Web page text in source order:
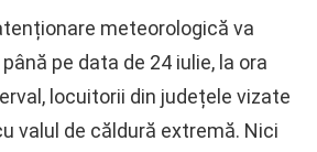
meteorologică va
pe data de 24 iulie, la ora
locuitorii din județele vizate
valul de căldură extremă. Nici